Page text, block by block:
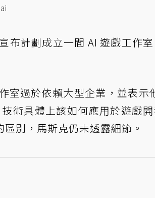
布計劃成立一間 AI 遊戲工作
室過於依賴大型企業，並表示
術具體上該如何應用於遊戲
別，馬斯克仍未透露細節。